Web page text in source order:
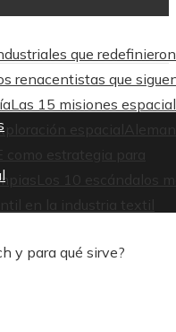
que
renacentistas que
Las 15 misiones
espacial
como estrategia para
Los 10 escándalos
en la industria textil
y para qué sirve?